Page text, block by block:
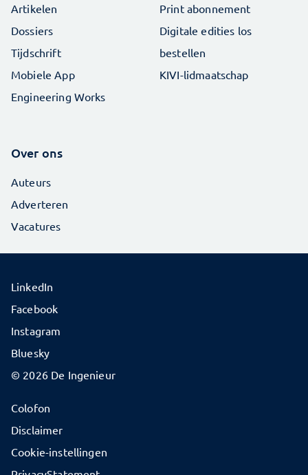
Artikelen
Dossiers
Tijdschrift
Mobiele App
Engineering Works
Print abonnement
Digitale edities los
bestellen
KIVI-lidmaatschap
Over ons
Auteurs
Adverteren
Vacatures
© 2026 De Ingenieur
Colofon
Disclaimer
Cookie-instellingen
LinkedIn
Facebook
Instagram
Bluesky